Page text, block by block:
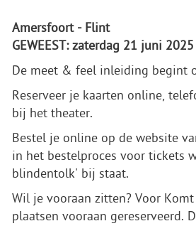
Amersfoort - Flint
GEWEEST: zaterdag 21 juni 2025
De meet & feel inleiding begint
Reserveer je kaarten online,
bij het theater.
Bestel je online op de website
in het bestelproces voor tickets
blindentolk' bij staat.
Wil je vooraan zitten? Voor
plaatsen vooraan gereserveerd.